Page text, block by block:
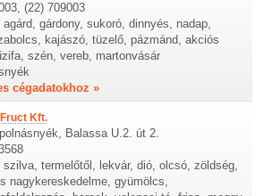
(22) 709003
gárdony, sukoró, dinnyés, nadap,
kajászó, tüzelő, pázmánd, akciós
szén, vereb, martonvásár
cégadatokhoz »
Kft.
Balassa U.2. út 2.
szilva, termelőtől, lekvár, dió, olcsó, zöldség,
nagykereskedelme, gyümölcs,